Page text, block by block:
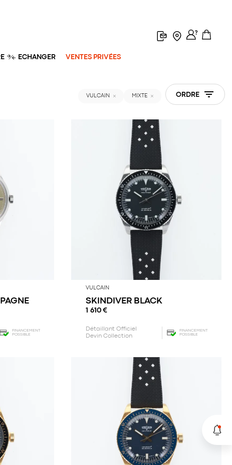
ECHANGER VENTES PRIVÉES
VULCAIN MIXTE ORDRE
FINANCEMENT
POSSIBLE
VULCAIN
SKINDIVER BLACK
1 610 €
Détaillant Officiel
Devin Collection
FINANCEMENT
POSSIBLE